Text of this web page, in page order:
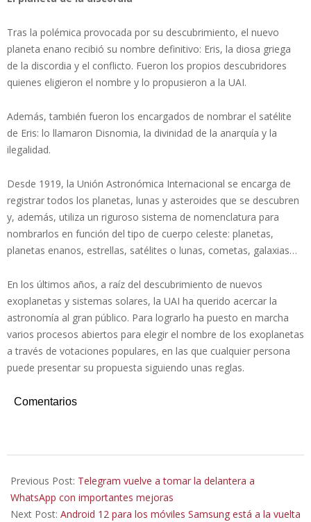
Tras la polémica provocada por su descubrimiento, el nuevo
planeta enano recibió su nombre definitivo: Eris, la diosa griega
de la discordia y el conflicto. Fueron los propios descubridores
quienes eligieron el nombre y lo propusieron a la UAI.
Además, también fueron los encargados de nombrar el satélite
de Eris: lo llamaron Disnomia, la divinidad de la anarquía y la
ilegalidad.
Desde 1919, la Unión Astronómica Internacional se encarga de
registrar todos los planetas, lunas y asteroides que se descubren
y, además, utiliza un riguroso sistema de nomenclatura para
nombrarlos en función del tipo de cuerpo celeste: planetas,
planetas enanos, estrellas, satélites o lunas, cometas, galaxias…
En los últimos años, a raíz del descubrimiento de nuevos
exoplanetas y sistemas solares, la UAI ha querido acercar la
astronomía al gran público. Para lograrlo ha puesto en marcha
varios procesos abiertos para elegir el nombre de los exoplanetas
a través de votaciones populares, en las que cualquier persona
puede presentar su propuesta siguiendo unas reglas.
Comentarios
07-
30
Previous Post: Telegram vuelve a tomar la delantera a
WhatsApp con importantes mejoras
Next Post: Android 12 para los móviles Samsung está a la vuelta